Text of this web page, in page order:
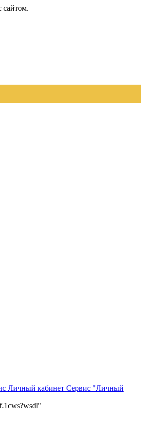
сайтом.
Сервис "Личный